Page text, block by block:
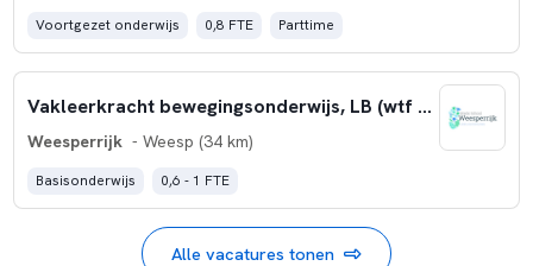
Voortgezet onderwijs 0,8 FTE Parttime
Vakleerkracht bewegingsonderwijs, LB (wtf 0.6 - 1.0)
Weesperrijk - Weesp (34 km)
Basisonderwijs 0,6 - 1 FTE
Alle vacatures tonen